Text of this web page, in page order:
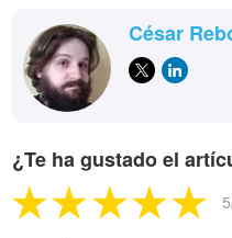
César
¿Te ha gustado el
5